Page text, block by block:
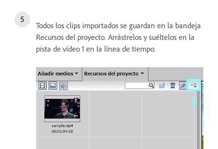
Todos los clips importados se guardan en la bandeja
Recursos del proyecto. Arrástrelos y suéltelos en la
pista de vídeo 1 en la línea de tiempo.